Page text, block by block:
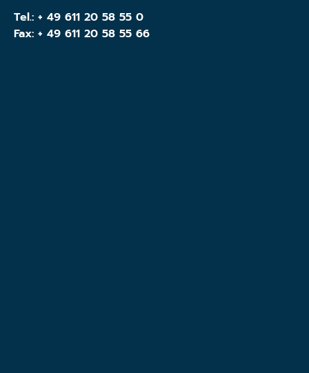
Tel.: + 49 611 20 58 55 0
Fax: + 49 611 20 58 55 66